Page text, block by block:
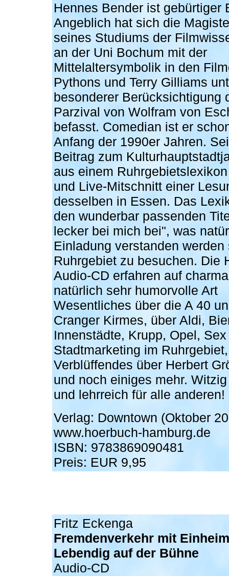
Hennes Bender ist gebürtiger
Angeblich hat sich die
seines Studiums der
an der Uni Bochum mit der
Mittelaltersymbolik in den
Pythons und Terry Gilliams
besonderer Berücksichtigung
Parzival von Wolfram von
befasst. Comedian ist er
Anfang der 1990er Jahren.
Beitrag zum
aus einem
und Live-Mitschnitt einer
desselben in Essen. Das
den wunderbar passenden
lecker bei mich bei", was
Einladung verstanden werden
Ruhrgebiet zu besuchen. Die
Audio-CD erfahren auf
natürlich sehr humorvolle Art
Wesentliches über die A 40
Cranger Kirmes, über Aldi,
Innenstädte, Krupp, Opel,
Stadtmarketing im
Verblüffendes über Herbert
und noch einiges mehr.
und lehrreich für alle anderen!
Verlag: Downtown (Oktober
www.hoerbuch-hamburg.de
ISBN: 9783869090481
Preis: EUR 9,95
Fritz Eckenga
Fremdenverkehr mit
Lebendig auf der Bühne
Audio-CD